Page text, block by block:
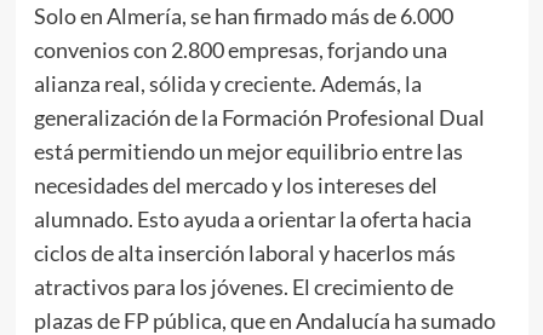
Solo en Almería, se han firmado más de 6.000
convenios con 2.800 empresas, forjando una
alianza real, sólida y creciente. Además, la
generalización de la Formación Profesional Dual
está permitiendo un mejor equilibrio entre las
necesidades del mercado y los intereses del
alumnado. Esto ayuda a orientar la oferta hacia
ciclos de alta inserción laboral y hacerlos más
atractivos para los jóvenes. El crecimiento de
plazas de FP pública, que en Andalucía ha sumado